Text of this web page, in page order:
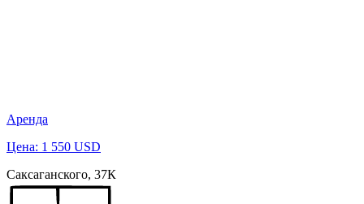
Аренда
Цена: 1 550 USD
Саксаганского, 37К